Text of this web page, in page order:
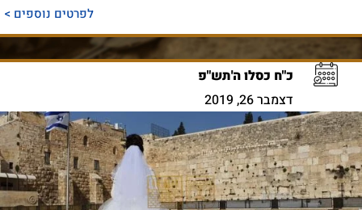
לפרטים נוספים >
כ"ח כסלו ה'תש"פ
דצמבר 26, 2019